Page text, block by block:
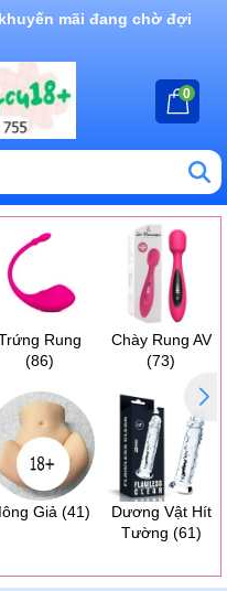
mãi đang chờ đợi
0
Rung
(86)
Chày Rung AV
(73)
Giả (41)
Dương Vật Hít
Tường (61)